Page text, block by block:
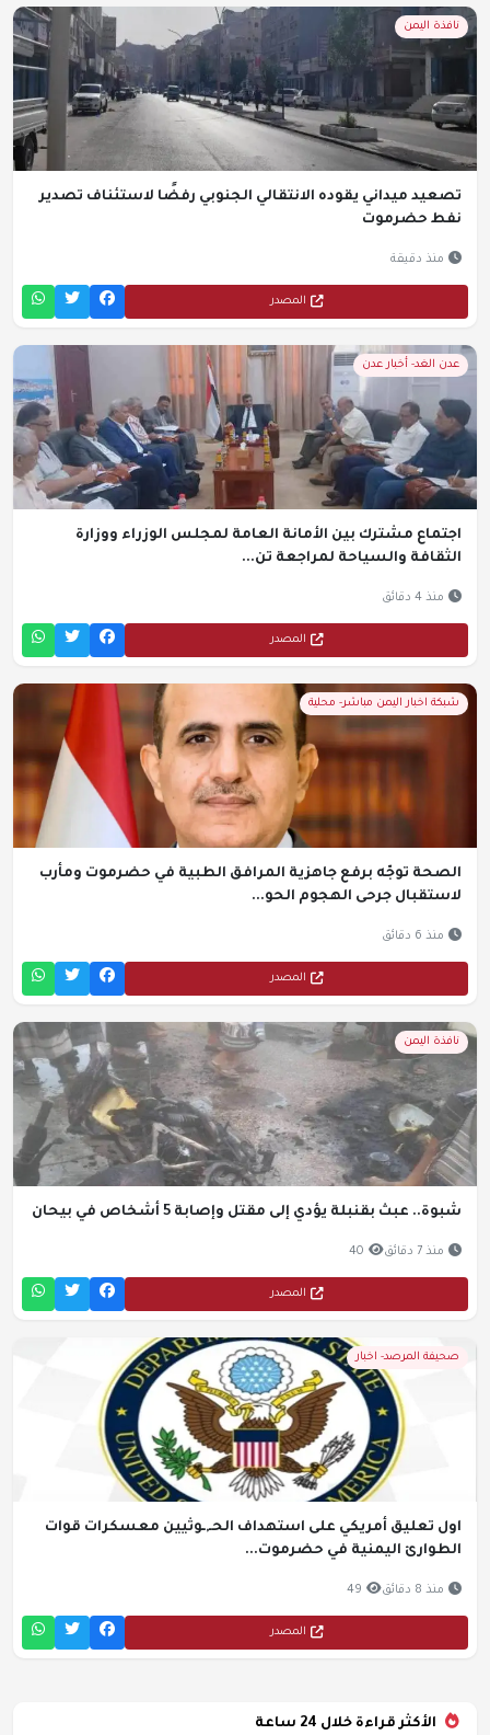
نافذة اليمن
تصعيد ميداني يقوده الانتقالي الجنوبي رفضًا لاستئناف تصدير
نفط حضرموت
منذ دقيقة
المصدر
عدن الغد- أخبار عدن
اجتماع مشترك بين الأمانة العامة لمجلس الوزراء ووزارة
الثقافة والسياحة لمراجعة تن...
منذ 4 دقائق
المصدر
شبكة اخبار اليمن مباشر- محلية
الصحة توجّه برفع جاهزية المرافق الطبية في حضرموت ومأرب
لاستقبال جرحى الهجوم الحو...
منذ 6 دقائق
المصدر
نافذة اليمن
شبوة.. عبث بقنبلة يؤدي إلى مقتل وإصابة 5 أشخاص في بيحان
منذ 7 دقائق 40
المصدر
صحيفة المرصد- اخبار
اول تعليق أمريكي على استهداف الحـ,ـوثيين معسكرات قوات
الطوارئ اليمنية في حضرموت...
منذ 8 دقائق 49
المصدر
الأكثر قراءة خلال 24 ساعة